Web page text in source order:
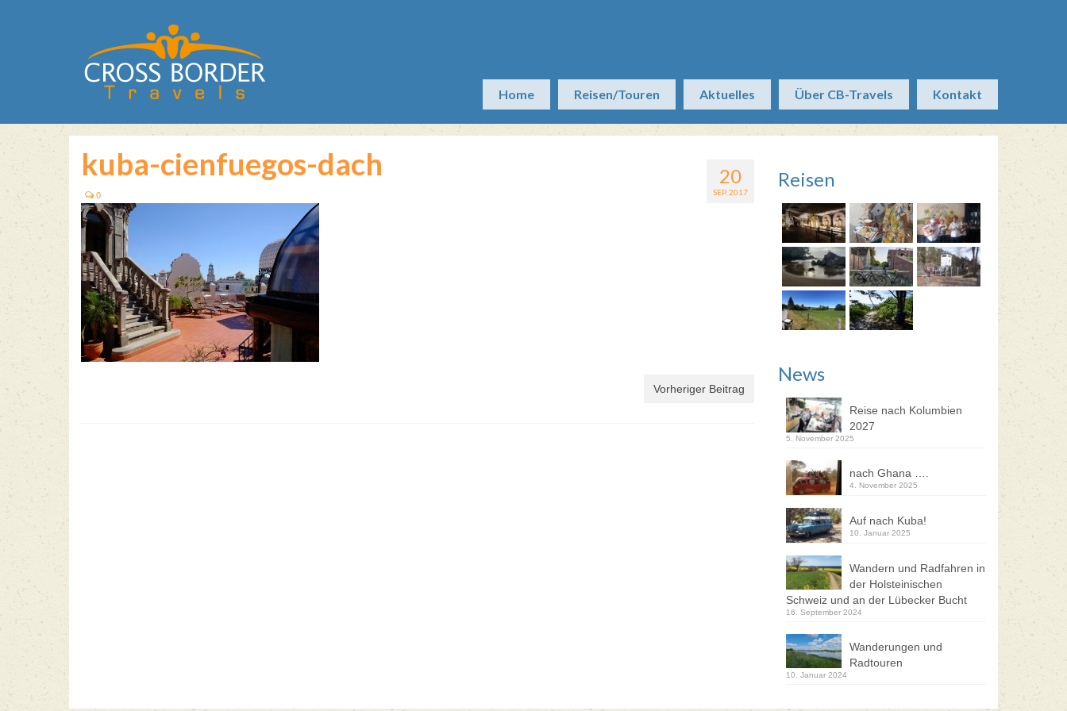
Home Reisen/Touren Aktuelles Über CB-Travels Kontakt
20
SEP. 2017
kuba-cienfuegos-dach
0
Vorheriger Beitrag
Reisen
News
Reise nach Kolumbien
2027
5. November 2025
nach Ghana ….
4. November 2025
Auf nach Kuba!
10. Januar 2025
Wandern und Radfahren in
der Holsteinischen
Schweiz und an der Lübecker Bucht
16. September 2024
Wanderungen und
Radtouren
10. Januar 2024